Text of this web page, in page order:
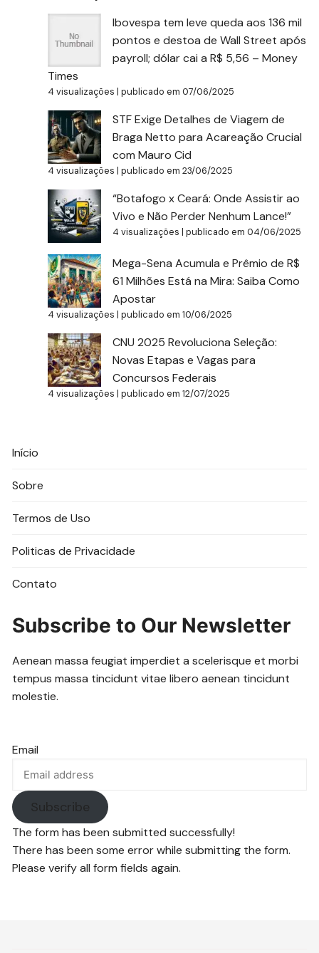
Ibovespa tem leve queda aos 136 mil
pontos e destoa de Wall Street após
payroll; dólar cai a R$ 5,56 – Money
Times
4 visualizações |publicado em 07/06/2025
STF Exige Detalhes de Viagem de
Braga Netto para Acareação Crucial
com Mauro Cid
4 visualizações |publicado em 23/06/2025
“Botafogo x Ceará: Onde Assistir ao
Vivo e Não Perder Nenhum Lance!”
4 visualizações |publicado em 04/06/2025
Mega-Sena Acumula e Prêmio de R$
61 Milhões Está na Mira: Saiba Como
Apostar
4 visualizações |publicado em 10/06/2025
CNU 2025 Revoluciona Seleção:
Novas Etapas e Vagas para
Concursos Federais
4 visualizações |publicado em 12/07/2025
Início
Sobre
Termos de Uso
Politicas de Privacidade
Contato
Subscribe to Our Newsletter
Aenean massa feugiat imperdiet a scelerisque et morbi
tempus massa tincidunt vitae libero aenean tincidunt
molestie.
Email
Subscribe
The form has been submitted successfully!
There has been some error while submitting the form.
Please verify all form fields again.